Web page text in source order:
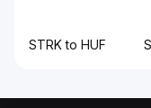
STRK to HUF